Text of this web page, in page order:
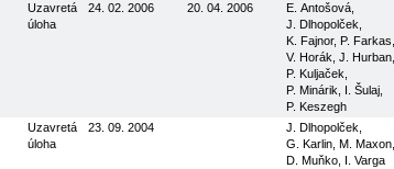
Uzavretá
úloha
24. 02. 2006 20. 04. 2006
E. Antošová,
J. Dlhopolček,
K. Fajnor, P. Farkas,
V. Horák, J. Hurban,
P. Kuljaček,
P. Minárik, I. Šulaj,
P. Keszegh
Uzavretá
úloha
23. 09. 2004
J. Dlhopolček,
G. Karlin, M. Maxon,
D. Muňko, I. Varga